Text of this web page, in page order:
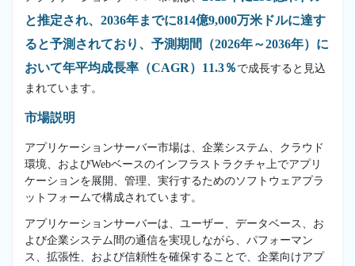
と推定され、2036年までに814億9,000万米ドルに達す
ると予測されており、予測期間（2026年～2036年）に
おいて年平均成長率（CAGR）11.3％ で成長すると見込
まれています。
市場説明
アプリケーションサーバー市場は、企業システム、クラウド
環境、およびWebベースのインフラストラクチャ上でアプリ
ケーションを展開、管理、実行するためのソフトウェアプラ
ットフォームで構成されています。
アプリケーションサーバーは、ユーザー、データベース、お
よび企業システム間の通信を実現しながら、パフォーマン
ス、拡張性、および信頼性を確保することで、企業向けアプ